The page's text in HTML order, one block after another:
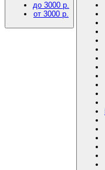
до 3000 р.
от 3000 р.